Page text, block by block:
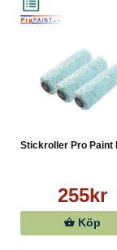
Stickroller Pro Paint
255kr
Köp